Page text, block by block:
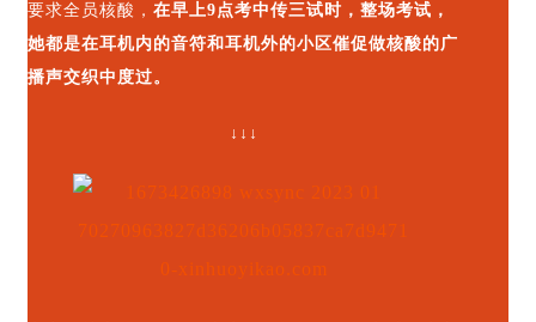
要求全员核酸， 在早上9点考中传三试时，整场考试，
她都是在耳机内的音符和耳机外的小区催促做核酸的广
播声交织中度过。
↓↓↓